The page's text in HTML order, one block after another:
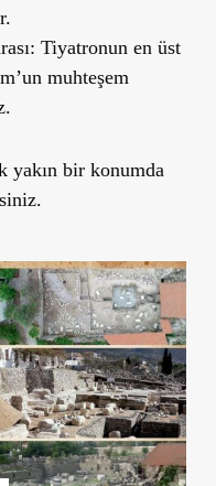
: Tiyatronun en üst
’un muhteşem
yakın bir konumda